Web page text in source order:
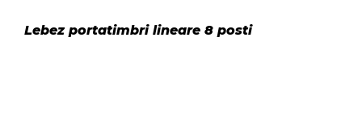
Lebez portatimbri lineare 8 posti